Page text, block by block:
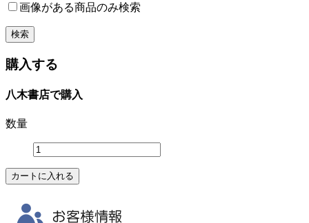
画像がある商品のみ検索
購入する
八木書店で購入
数量